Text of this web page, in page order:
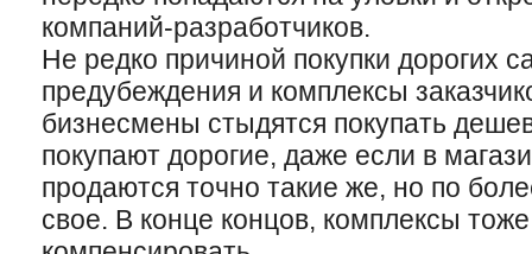
компаний-разработчиков.
Не редко причиной покупки дорогих
предубеждения и комплексы
бизнесмены стыдятся покупать
покупают дорогие, даже если в
продаются точно такие же, но по
свое. В конце концов, комплексы